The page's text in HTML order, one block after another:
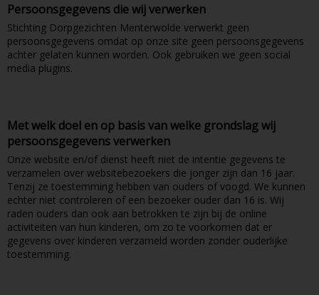
Persoonsgegevens die wij verwerken
Stichting Dorpgezichten Menterwolde verwerkt geen
persoonsgegevens omdat op onze site geen persoonsgegevens
achter gelaten kunnen worden. Ook gebruiken we geen social
media plugins.
Met welk doel en op basis van welke grondslag wij
persoonsgegevens verwerken
Onze website en/of dienst heeft niet de intentie gegevens te
verzamelen over websitebezoekers die jonger zijn dan 16 jaar.
Tenzij ze toestemming hebben van ouders of voogd. We kunnen
echter niet controleren of een bezoeker ouder dan 16 is. Wij
raden ouders dan ook aan betrokken te zijn bij de online
activiteiten van hun kinderen, om zo te voorkomen dat er
gegevens over kinderen verzameld worden zonder ouderlijke
toestemming.